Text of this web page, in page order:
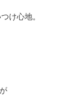
け心地。